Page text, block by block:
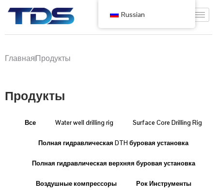
ГлавнаяПродукты
Продукты
Все Water well drilling rig Surface Core Drilling Rig
Полная гидравлическая DTH буровая установка
Полная гидравлическая верхняя буровая установка
Воздушные компрессоры Рок Инструменты
Russian